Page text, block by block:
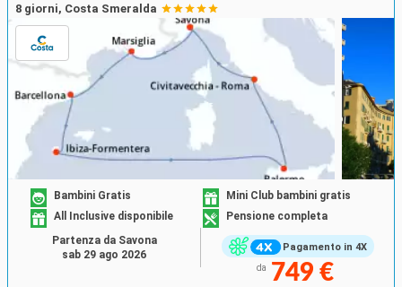
8 giorni, Costa Smeralda
Pagamento in 4X
Bambini Gratis
Mini Club bambini gratis
All Inclusive disponibile
Pensione completa
da 749 €
Partenza da Savona
sab 29 ago 2026